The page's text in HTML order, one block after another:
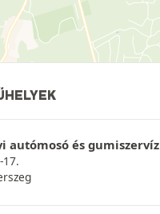
autómosó és gumiszervíz